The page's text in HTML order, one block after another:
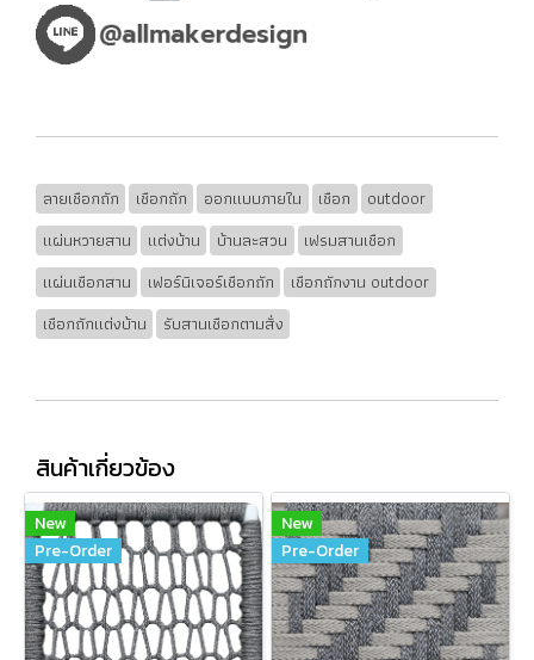
ลายเชือกถัก เชือกถัก ออกแบบภายใน เชือก
outdoor
แผ่นหวายสาน
แต่งบ้าน บ้านละสวน
เฟรมสานเชือก
แผ่นเชือกสาน
เฟอร์นิเจอร์เชือกถัก
เชือกถักงาน outdoor
เชือกถักแต่งบ้าน
รับสานเชือกตามสั่ง
สินค้าเกี่ยวข้อง
New
Pre-Order
New
Pre-Order